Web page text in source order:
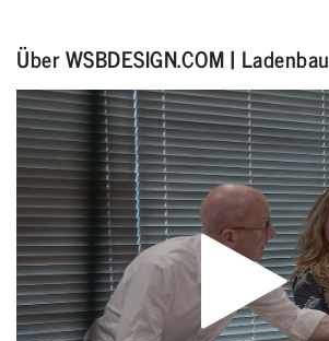
Über WSBDESIGN.COM | Ladenbau